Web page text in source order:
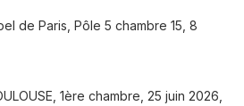
de Paris, Pôle 5 chambre 15, 8
1ère chambre, 25 juin 2026,